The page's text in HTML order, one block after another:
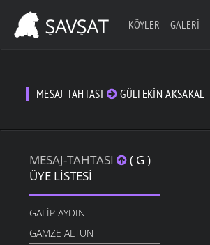
KÖYLER GALERI
MESAJ-TAHTASI GÜLTEKIN AKSAKAL
MESAJ-TAHTASI
( G )
ÜYE LISTESI
GALIP AYDIN
GAMZE ALTUN